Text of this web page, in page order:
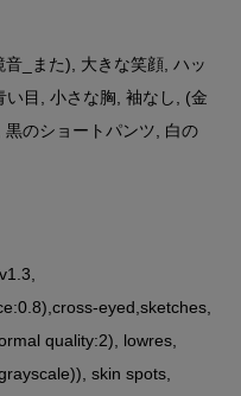
_また), 大きな笑顔, ハッ
い目, 小さな胸, 袖なし, (金
のショートパンツ, 白の
eyed,sketches,
quality:2), lowres,
skin spots,